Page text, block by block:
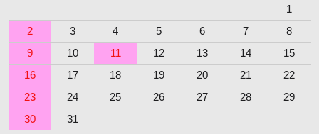
1
2
3 4 5 6 7
8
9
10 11 12 13 14
15
16
17 18 19 20 21
22
23
24 25 26 27 28
29
30
31